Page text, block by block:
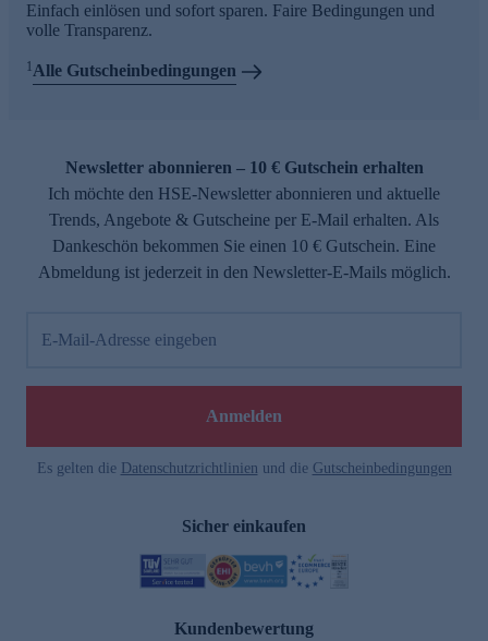
Einfach einlösen und sofort sparen. Faire Bedingungen und
volle Transparenz.
1Alle Gutscheinbedingungen
Newsletter abonnieren – 10 € Gutschein erhalten
Ich möchte den HSE-Newsletter abonnieren und aktuelle
Trends, Angebote & Gutscheine per E-Mail erhalten. Als
Dankeschön bekommen Sie einen 10 € Gutschein. Eine
Abmeldung ist jederzeit in den Newsletter-E-Mails möglich.
E-Mail-Adresse eingeben
Anmelden
Es gelten die Datenschutzrichtlinien und die Gutscheinbedingungen
Sicher einkaufen
Kundenbewertung